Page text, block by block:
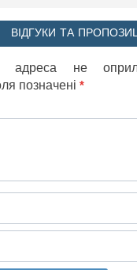
ВІДГУКИ ТА
не
позначені *